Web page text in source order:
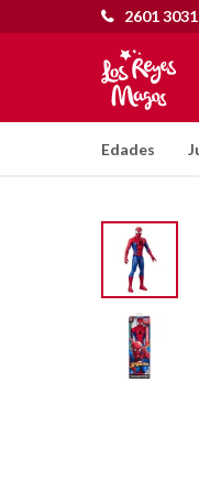
Edades
2601